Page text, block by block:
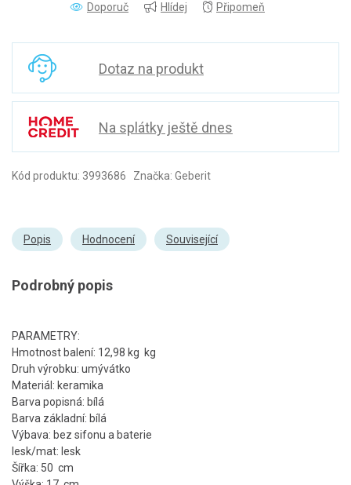
Doporuč
Hlídej Připomeň
Dotaz na produkt
Na splátky ještě dnes
Kód produktu: 3993686 Značka: Geberit
Popis Hodnocení Související
Podrobný popis
PARAMETRY:
Hmotnost balení: 12,98 kg kg
Druh výrobku: umývátko
Materiál: keramika
Barva popisná: bílá
Barva základní: bílá
Výbava: bez sifonu a baterie
lesk/mat: lesk
Šířka: 50 cm